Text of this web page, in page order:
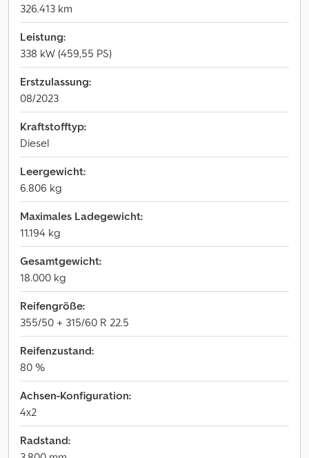
326.413 km
Leistung:
338 kW (459,55 PS)
Erstzulassung:
08/2023
Kraftstofftyp:
Diesel
Leergewicht:
6.806 kg
Maximales Ladegewicht:
11.194 kg
Gesamtgewicht:
18.000 kg
Reifengröße:
355/50 + 315/60 R 22.5
Reifenzustand:
80 %
Achsen-Konfiguration:
4x2
Radstand: